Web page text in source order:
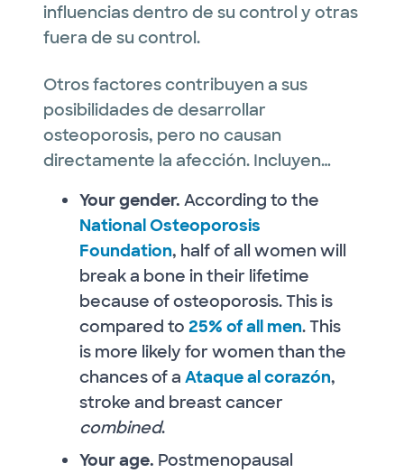
influencias dentro de su control y otras
fuera de su control.
Otros factores contribuyen a sus
posibilidades de desarrollar
osteoporosis, pero no causan
directamente la afección. Incluyen…
Your gender. According to the
National Osteoporosis
Foundation, half of all women will
break a bone in their lifetime
because of osteoporosis. This is
compared to 25% of all men. This
is more likely for women than the
chances of a Ataque al corazón,
stroke and breast cancer
combined.
Your age. Postmenopausal